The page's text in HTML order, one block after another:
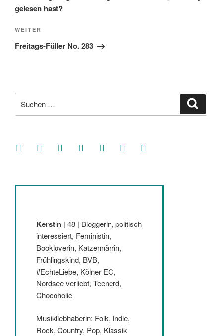
gelesen hast?
Nächster
Beitrag
WEITER
Freitags-Füller No. 283
nach:
facebooksoundcloud
twitter mastodoninstagramthreads goodreads
Kerstin | 48 | Bloggerin, politisch
interessiert, Feministin,
Bookloverin, Katzennärrin,
Frühlingskind, BVB,
#EchteLiebe, Kölner EC,
Nordsee verliebt, Teenerd,
Chocoholic
Musikliebhaberin: Folk, Indie,
Rock, Country, Pop, Klassik